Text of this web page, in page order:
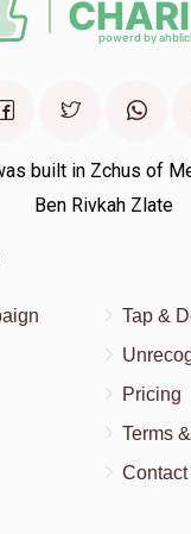
built in Zchus of
Ben Rivkah Zlate
Tap &
Pricing
Terms